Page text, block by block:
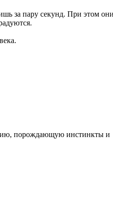
за пару секунд. При этом
порождающую инстинкты и